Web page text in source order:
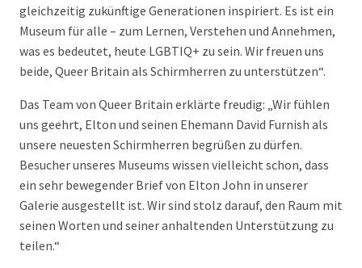
gleichzeitig zukünftige Generationen inspiriert. Es ist ein
Museum für alle – zum Lernen, Verstehen und Annehmen,
was es bedeutet, heute LGBTIQ+ zu sein. Wir freuen uns
beide, Queer Britain als Schirmherren zu unterstützen“.
Das Team von Queer Britain erklärte freudig: „Wir fühlen
uns geehrt, Elton und seinen Ehemann David Furnish als
unsere neuesten Schirmherren begrüßen zu dürfen.
Besucher unseres Museums wissen vielleicht schon, dass
ein sehr bewegender Brief von Elton John in unserer
Galerie ausgestellt ist. Wir sind stolz darauf, den Raum mit
seinen Worten und seiner anhaltenden Unterstützung zu
teilen.“